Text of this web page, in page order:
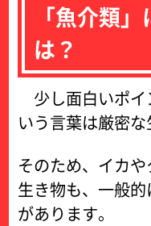
「魚介類
は？
少し面白いポイ
いう言葉は厳密な
そのため、イカ
生き物も、一般
があります。